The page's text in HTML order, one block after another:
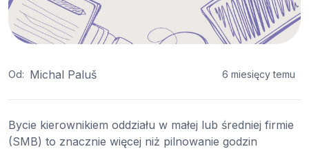
Od: Michal Paluš 6 miesięcy temu
Bycie kierownikiem oddziału w małej lub średniej firmie
(SMB) to znacznie więcej niż pilnowanie godzin